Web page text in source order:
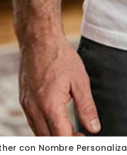
con Nombre